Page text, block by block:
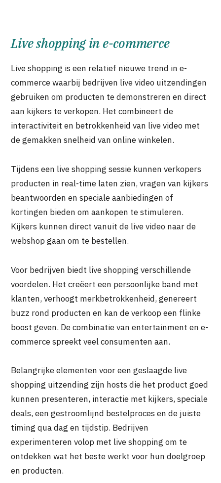
Live shopping in e-commerce
Live shopping is een relatief nieuwe trend in e-
commerce waarbij bedrijven live video uitzendingen
gebruiken om producten te demonstreren en direct
aan kijkers te verkopen. Het combineert de
interactiviteit en betrokkenheid van live video met
de gemakken snelheid van online winkelen.
Tijdens een live shopping sessie kunnen verkopers
producten in real-time laten zien, vragen van kijkers
beantwoorden en speciale aanbiedingen of
kortingen bieden om aankopen te stimuleren.
Kijkers kunnen direct vanuit de live video naar de
webshop gaan om te bestellen.
Voor bedrijven biedt live shopping verschillende
voordelen. Het creëert een persoonlijke band met
klanten, verhoogt merkbetrokkenheid, genereert
buzz rond producten en kan de verkoop een flinke
boost geven. De combinatie van entertainment en e-
commerce spreekt veel consumenten aan.
Belangrijke elementen voor een geslaagde live
shopping uitzending zijn hosts die het product goed
kunnen presenteren, interactie met kijkers, speciale
deals, een gestroomlijnd bestelproces en de juiste
timing qua dag en tijdstip. Bedrijven
experimenteren volop met live shopping om te
ontdekken wat het beste werkt voor hun doelgroep
en producten.